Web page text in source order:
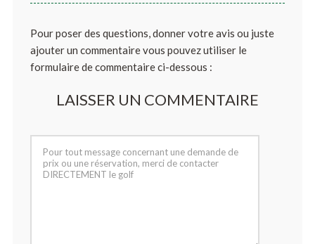
Pour poser des questions, donner votre avis ou juste
ajouter un commentaire vous pouvez utiliser le
formulaire de commentaire ci-dessous :
LAISSER UN COMMENTAIRE